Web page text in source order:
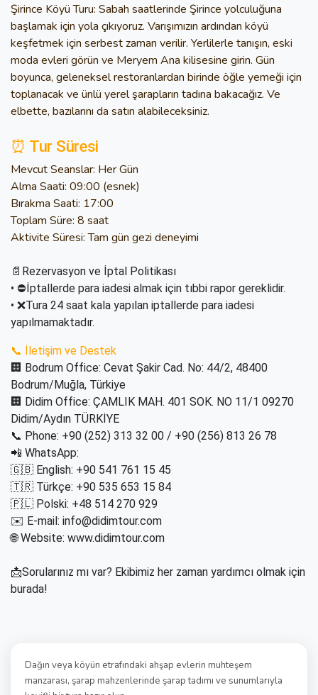
Şirince Köyü Turu: Sabah saatlerinde Şirince yolculuğuna
başlamak için yola çıkıyoruz. Varışımızın ardından köyü
keşfetmek için serbest zaman verilir. Yerlilerle tanışın, eski
moda evleri görün ve Meryem Ana kilisesine girin. Gün
boyunca, geleneksel restoranlardan birinde öğle yemeği için
toplanacak ve ünlü yerel şarapların tadına bakacağız. Ve
elbette, bazılarını da satın alabileceksiniz.
⏰ Tur Süresi
Mevcut Seanslar: Her Gün
Alma Saati: 09:00 (esnek)
Bırakma Saati: 17:00
Toplam Süre: 8 saat
Aktivite Süresi: Tam gün gezi deneyimi
📄Rezervasyon ve İptal Politikası
• ⛔İptallerde para iadesi almak için tıbbi rapor gereklidir.
• ❌Tura 24 saat kala yapılan iptallerde para iadesi
yapılmamaktadır.
📞 İletişim ve Destek
🏢 Bodrum Office: Cevat Şakir Cad. No: 44/2, 48400
Bodrum/Muğla, Türkiye
🏢 Didim Office: ÇAMLIK MAH. 401 SOK. NO 11/1 09270
Didim/Aydın TÜRKİYE
📞 Phone: +90 (252) 313 32 00 / +90 (256) 813 26 78
📲 WhatsApp:
🇬🇧 English: +90 541 761 15 45
🇹🇷 Türkçe: +90 535 653 15 84
🇵🇱 Polski: +48 514 270 929
✉️ E-mail: info@didimtour.com
🌐 Website: www.didimtour.com
📩Sorularınız mı var? Ekibimiz her zaman yardımcı olmak için
burada!
Dağın veya köyün etrafındaki ahşap evlerin muhteşem
manzarası, şarap mahzenlerinde şarap tadımı ve sunumlarıyla